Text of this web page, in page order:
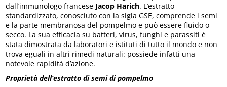
dall’immunologo francese Jacop Harich. L’estratto
standardizzato, conosciuto con la sigla GSE, comprende i semi
e la parte membranosa del pompelmo e può essere fluido o
secco. La sua efficacia su batteri, virus, funghi e parassiti è
stata dimostrata da laboratori e istituti di tutto il mondo e non
trova eguali in altri rimedi naturali: possiede infatti una
notevole rapidità d’azione.
Proprietà dell’estratto di semi di pompelmo